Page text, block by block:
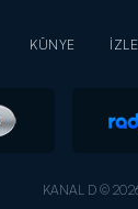
KÜNYE
KANAL D ©